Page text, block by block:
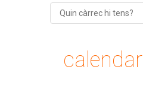
calendar